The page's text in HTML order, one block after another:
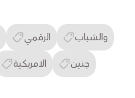
الرقمي
والشباب
الامريكية جنين